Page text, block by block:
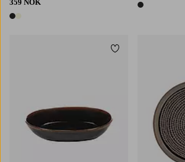
359 NOK
2 farger
1 farge
Legg til favoritter